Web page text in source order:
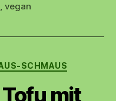
und
🍚“
, vegan
SCHMAUS
mit